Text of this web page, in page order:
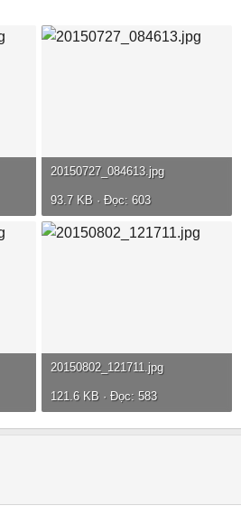
20150727_084613.jpg
93.7 KB · Đọc: 603
20150802_121711.jpg
121.6 KB · Đọc: 583